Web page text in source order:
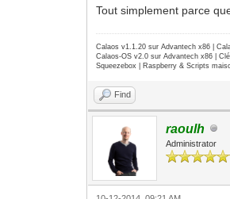
Tout simplement parce
Calaos v1.1.20 sur Advantech x86 |
Calaos-OS v2.0 sur Advantech x86 |
Squeezebox | Raspberry & Scripts
Find
raoulh
Administrator